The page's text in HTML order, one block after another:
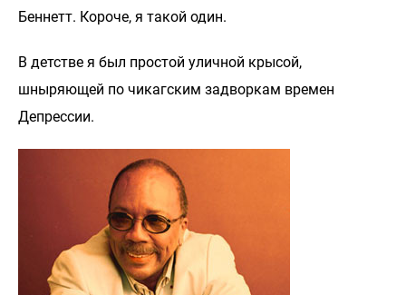
Беннетт. Короче, я такой один.
В детстве я был простой уличной крысой,
шныряющей по чикагским задворкам времен
Депрессии.